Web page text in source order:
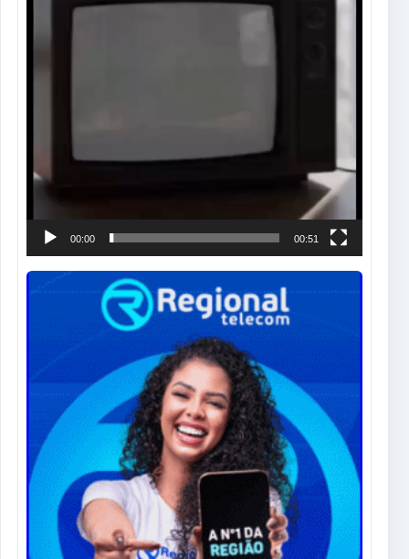
00:00 00:51